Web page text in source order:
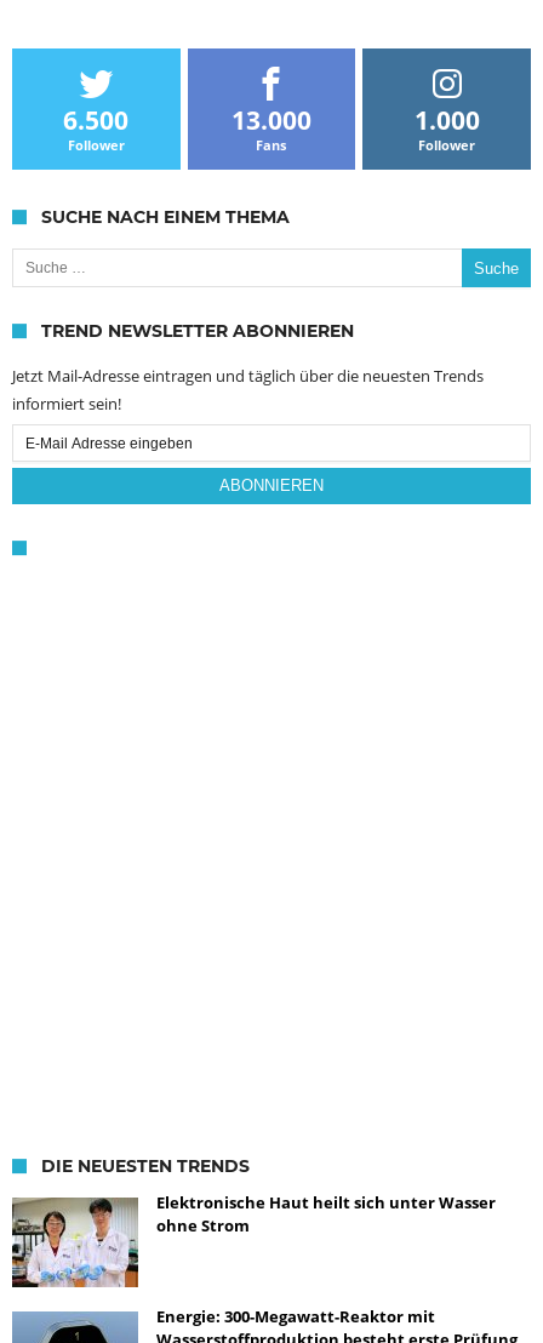
6.500
Follower
13.000
Fans
1.000
Follower
SUCHE NACH EINEM THEMA
Suche nach:
TREND NEWSLETTER ABONNIEREN
Jetzt Mail-Adresse eintragen und täglich über die neuesten Trends
informiert sein!
Email
Subscription
ABONNIEREN
DIE NEUESTEN TRENDS
Elektronische Haut heilt sich unter Wasser
ohne Strom
Energie: 300-Megawatt-Reaktor mit